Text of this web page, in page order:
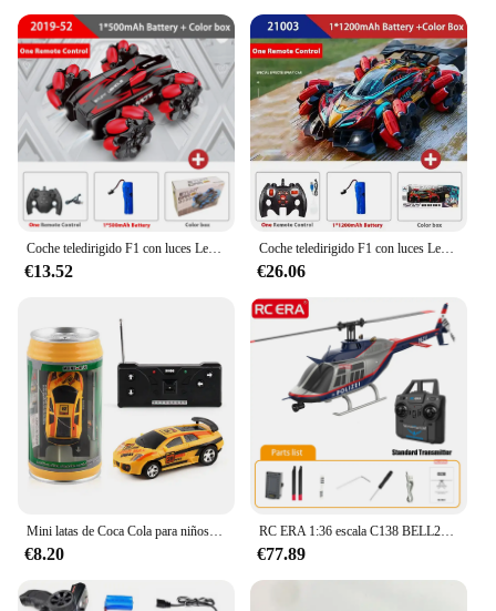
Coche teledirigido F1 con luces Led, juguete eléctrico para niños, con música, guante de 2,4G, gesto, Radio Control remoto, espray, 4WD
€13.52
Coche teledirigido F1 con luces Led, juguete eléctrico para niños, con música, 2,4G, gesto, Radio, Control remoto, espray, 4WD
€26.06
Mini latas de Coca Cola para niños, coche teledirigido de plástico con batería, luces LED, Control remoto, vehículo de carreras con bloques de carretera
€8.20
RC ERA 1:36 escala C138 BELL206 helicóptero Flybarless estabilizado giroscópico RC para adultos, Avión de Control remoto, Hobby, juguetes al aire libre
€77.89